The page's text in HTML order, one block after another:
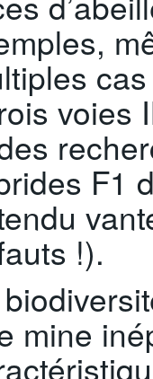
voies
F1
!).
mine